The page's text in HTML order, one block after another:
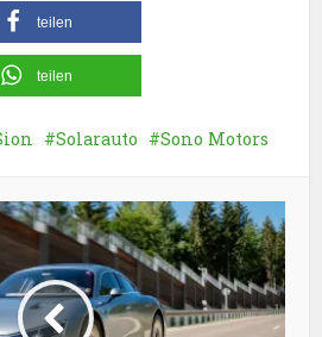
teilen
teilen
Solarauto Sono Motors